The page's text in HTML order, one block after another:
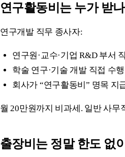
연구활동비는 누가 받
연구개발 직무 종사자:
연구원·교수·기업 R&D 부서
학술 연구·기술 개발 직접 수행
회사가 “연구활동비” 명목 지
월 20만원까지 비과세. 일반 사무
출장비는 정말 한도 없